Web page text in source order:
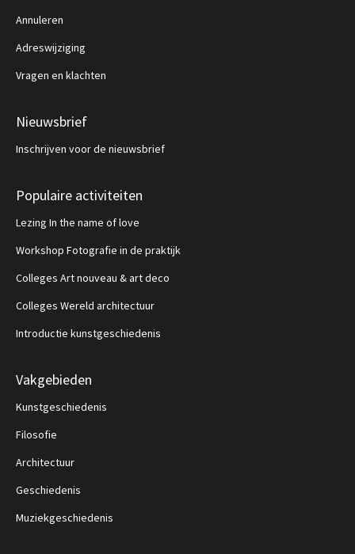
Annuleren
Adreswijziging
Vragen en klachten
Nieuwsbrief
Inschrijven voor de nieuwsbrief
Populaire activiteiten
Lezing In the name of love
Workshop Fotografie in de praktijk
Colleges Art nouveau & art deco
Colleges Wereld architectuur
Introductie kunstgeschiedenis
Vakgebieden
Kunstgeschiedenis
Filosofie
Architectuur
Geschiedenis
Muziekgeschiedenis